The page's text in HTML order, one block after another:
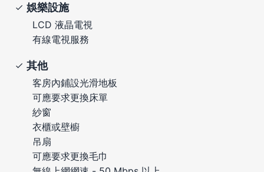
娛樂設施
LCD 液晶電視
有線電視服務
其他
客房內鋪設光滑地板
可應要求更換床單
紗窗
衣櫃或壁櫥
吊扇
可應要求更換毛巾